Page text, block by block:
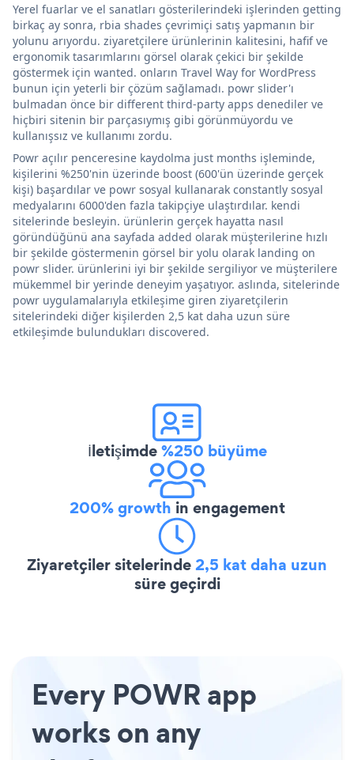
Yerel fuarlar ve el sanatları gösterilerindeki işlerinden getting
birkaç ay sonra, rbia shades çevrimiçi satış yapmanın bir
yolunu arıyordu. ziyaretçilere ürünlerinin kalitesini, hafif ve
ergonomik tasarımlarını görsel olarak çekici bir şekilde
göstermek için wanted. onların Travel Way for WordPress
bunun için yeterli bir çözüm sağlamadı. powr slider'ı
bulmadan önce bir different third-party apps denediler ve
hiçbiri sitenin bir parçasıymış gibi görünmüyordu ve
kullanışsız ve kullanımı zordu.
Powr açılır penceresine kaydolma just months işleminde,
kişilerini %250'nin üzerinde boost (600'ün üzerinde gerçek
kişi) başardılar ve powr sosyal kullanarak constantly sosyal
medyalarını 6000'den fazla takipçiye ulaştırdılar. kendi
sitelerinde besleyin. ürünlerin gerçek hayatta nasıl
göründüğünü ana sayfada added olarak müşterilerine hızlı
bir şekilde göstermenin görsel bir yolu olarak landing on
powr slider. ürünlerini iyi bir şekilde sergiliyor ve müşterilere
mükemmel bir yerinde deneyim yaşatıyor. aslında, sitelerinde
powr uygulamalarıyla etkileşime giren ziyaretçilerin
sitelerindeki diğer kişilerden 2,5 kat daha uzun süre
etkileşimde bulundukları discovered.
İletişimde%250 büyüme
200% growth in engagement
Ziyaretçiler sitelerinde2,5 kat daha uzun
süre geçirdi
Every POWR app
works on any